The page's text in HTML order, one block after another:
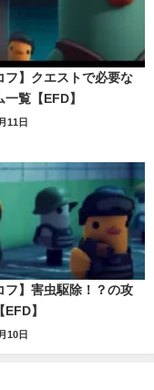
フ】クエストで必要な
一覧【EFD】
11日
フ】害虫駆除！？の攻
EFD】
10日